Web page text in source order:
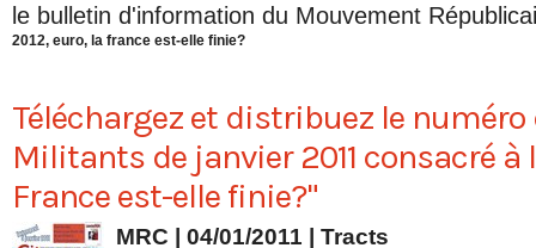
le bulletin d'information du Mouvement
2012, euro, la france est-elle finie?
Téléchargez et distribuez le numéro
Militants de janvier 2011 consacré à
France est-elle finie?"
MRC | 04/01/2011 Tracts